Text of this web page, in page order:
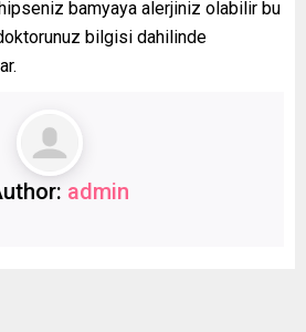
bamyaya alerjiniz olabilir bu
bilgisi dahilinde
admin